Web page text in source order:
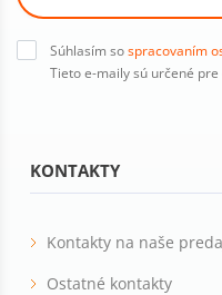
KONTAKTY
Kontakty na naše
Ostatné kontakty
Súhlasím sospracovaním
Tieto e-maily sú určené